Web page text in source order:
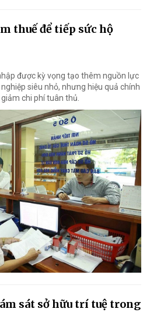
thuế để tiếp sức hộ
được kỳ vọng tạo thêm nguồn lực
siêu nhỏ, nhưng hiệu quả chính
chi phí tuân thủ.
sát sở hữu trí tuệ trong